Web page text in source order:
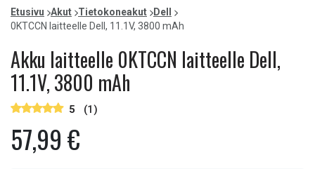
012
of
3
Etusivu Akut Tietokoneakut
Dell
0KTCCN laitteelle Dell, 11.1V, 3800 mAh
Akku laitteelle 0KTCCN laitteelle Dell,
11.1V, 3800 mAh
5 (1)
57,99 €